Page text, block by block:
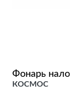
Фонарь
КОСМОС